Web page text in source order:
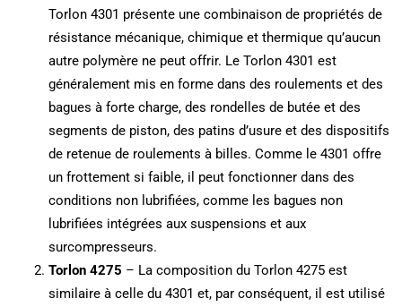
Torlon 4301 présente une combinaison de propriétés de
résistance mécanique, chimique et thermique qu’aucun
autre polymère ne peut offrir. Le Torlon 4301 est
généralement mis en forme dans des roulements et des
bagues à forte charge, des rondelles de butée et des
segments de piston, des patins d’usure et des dispositifs
de retenue de roulements à billes. Comme le 4301 offre
un frottement si faible, il peut fonctionner dans des
conditions non lubrifiées, comme les bagues non
lubrifiées intégrées aux suspensions et aux
surcompresseurs.
Torlon 4275 – La composition du Torlon 4275 est
similaire à celle du 4301 et, par conséquent, il est utilisé